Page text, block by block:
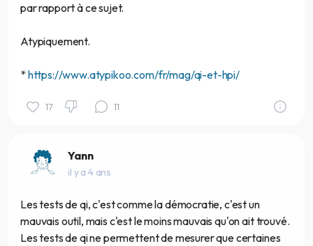
par rapport à ce sujet.
Atypiquement.
*https://www.atypikoo.com/fr/mag/qi-et-hpi/
17 11
Yann
il y a 4 ans
Les tests de qi, c'est comme la démocratie, c'est un
mauvais outil, mais c'est le moins mauvais qu'on ait trouvé.
Les tests de qi ne permettent de mesurer que certaines